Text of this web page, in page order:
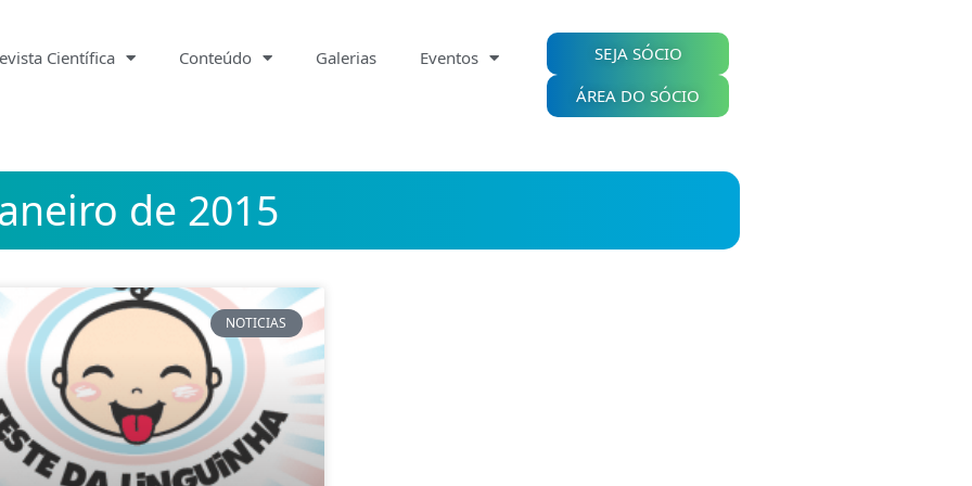
Científica Conteúdo Galerias Eventos
SEJA SÓCIO
ÁREA DO SÓCIO
de 2015
NOTICIAS